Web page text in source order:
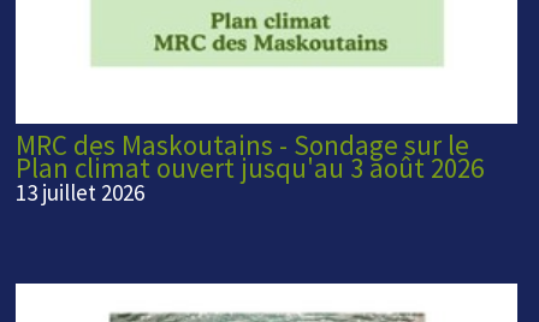
MRC des Maskoutains - Sondage sur le
Plan climat ouvert jusqu'au 3 août 2026
13 juillet 2026